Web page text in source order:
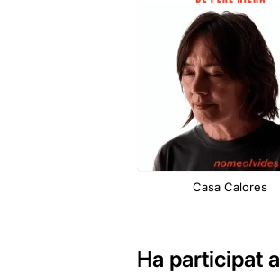
Casa Calores
Ha participat a